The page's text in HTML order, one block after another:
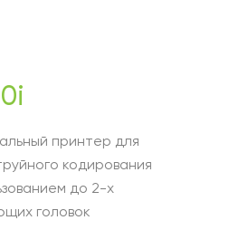
принтер для
кодирования
до 2-х
головок